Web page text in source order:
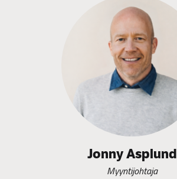
Jonny Asplund
Myyntijohtaja